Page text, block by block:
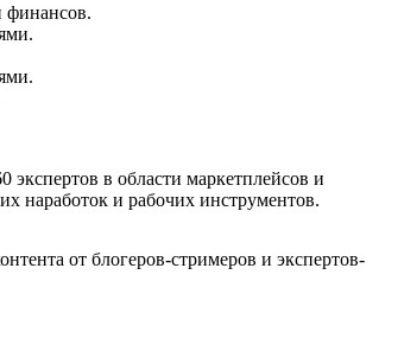
финансов.
в области маркетплейсов и
наработок и рабочих инструментов.
от блогеров-стримеров и экспертов-